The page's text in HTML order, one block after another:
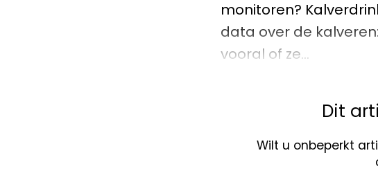
monitoren?
data over de
vooral of ze…
Dit
Wilt u onbeperkt